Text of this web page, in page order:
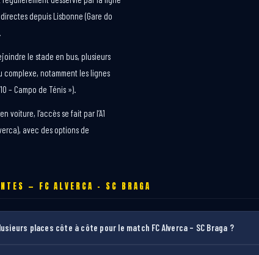
depuis Lisbonne (Gare do
le stade en bus, plusieurs
complexe, notamment les lignes
– Campo de Ténis »).
voiture, l’accès se fait par l’A1
avec des options de
— FC ALVERCA – SC BRAGA
places côte à côte pour le match FC Alverca – SC Braga ?